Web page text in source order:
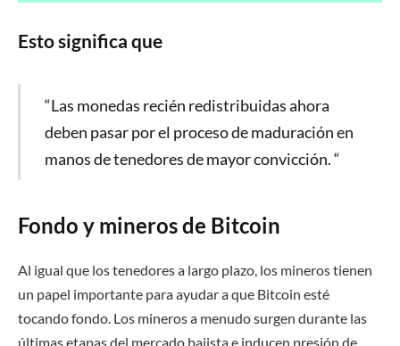
Esto significa que
“Las monedas recién redistribuidas ahora
deben pasar por el proceso de maduración en
manos de tenedores de mayor convicción. “
Fondo y mineros de Bitcoin
Al igual que los tenedores a largo plazo, los mineros tienen
un papel importante para ayudar a que Bitcoin esté
tocando fondo. Los mineros a menudo surgen durante las
últimas etapas del mercado bajista e inducen presión de